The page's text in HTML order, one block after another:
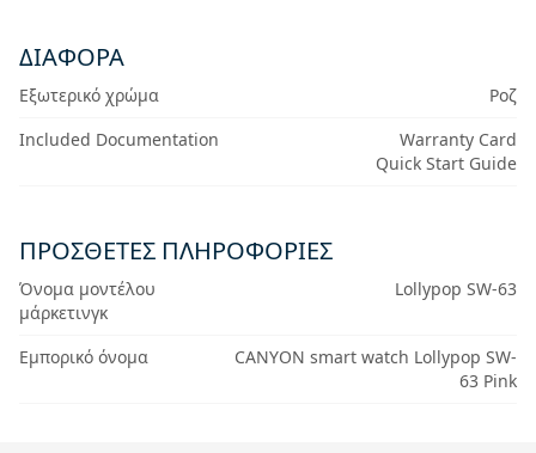
ΔΙΆΦΟΡΑ
Εξωτερικό χρώμα
Ροζ
Included Documentation
Warranty Card
Quick Start Guide
ΠΡΟΣΘΕΤΕΣ ΠΛΗΡΟΦΟΡΙΕΣ
Όνομα μοντέλου
μάρκετινγκ
Lollypop SW-63
Εμπορικό όνομα
CANYON smart watch Lollypop SW-
63 Pink